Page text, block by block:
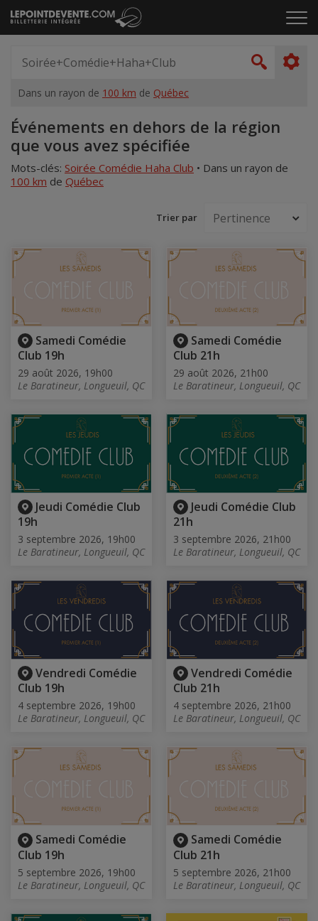
Passer
au
le
artiste,
Dans un rayon de 100 km de Québec
Accueil
Événements en dehors de la région
que vous avez spécifiée
Mots-clés: Soirée Comédie Haha Club • Dans un rayon de
100 km de Québec
Trier par
Samedi Comédie
Club 19h
29 août 2026, 19h00
Le Baratineur, Longueuil, QC
Samedi Comédie
Club 21h
29 août 2026, 21h00
Le Baratineur, Longueuil, QC
Jeudi Comédie Club
19h
3 septembre 2026, 19h00
Le Baratineur, Longueuil, QC
Jeudi Comédie Club
21h
3 septembre 2026, 21h00
Le Baratineur, Longueuil, QC
Vendredi Comédie
Club 19h
4 septembre 2026, 19h00
Le Baratineur, Longueuil, QC
Vendredi Comédie
Club 21h
4 septembre 2026, 21h00
Le Baratineur, Longueuil, QC
Samedi Comédie
Club 19h
5 septembre 2026, 19h00
Le Baratineur, Longueuil, QC
Samedi Comédie
Club 21h
5 septembre 2026, 21h00
Le Baratineur, Longueuil, QC